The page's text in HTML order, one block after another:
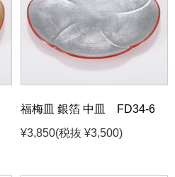
福梅皿 銀箔 中皿 FD34-6
¥3,850(税抜 ¥3,500)